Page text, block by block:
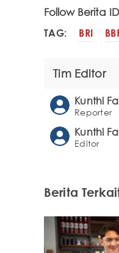
Follow Berita
TAG: BRI
Tim Editor
Kunthi
Reporter
Kunthi
Editor
Berita